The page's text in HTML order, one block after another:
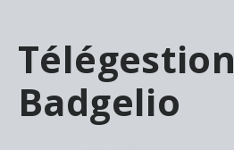
Télégestion
Badgelio